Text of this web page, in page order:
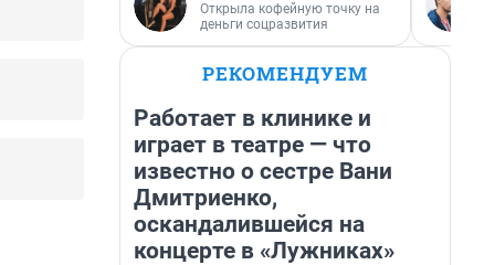
Открыла кофейную точку на
деньги соцразвития
РЕКОМЕНДУЕМ
Работает в клинике и
играет в театре — что
известно о сестре Вани
Дмитриенко,
оскандалившейся на
концерте в «Лужниках»